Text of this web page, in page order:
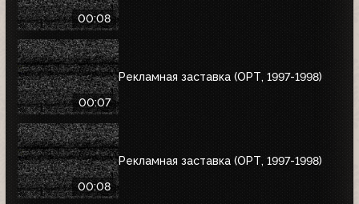
00:08
00:07
Рекламная заставка (ОРТ, 1997-1998)
00:08
Рекламная заставка (ОРТ, 1997-1998)